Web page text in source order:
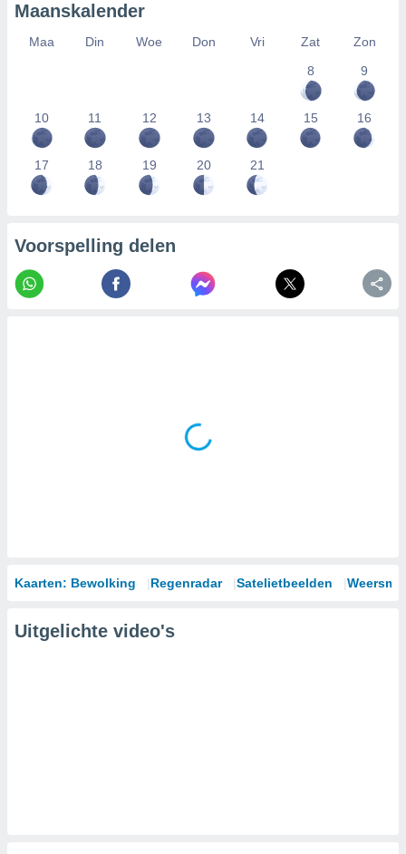
Maanskalender
Maa Din Woe Don Vri Zat
Zon
8
9
10 11 12 13 14 15 16
17 18 19 20 21
Voorspelling delen
Kaarten: Bewolking Regenradar Satelietbeelden
Uitgelichte video's